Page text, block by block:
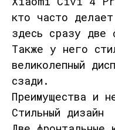
кто часто
здесь сразу две
Также у него
великолепный
сзади.
Преимущества и
Стильный дизайн